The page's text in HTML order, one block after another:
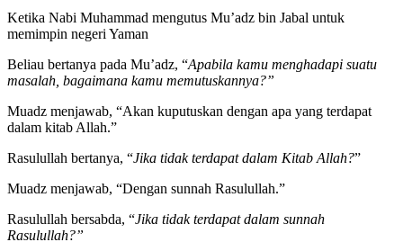
Ketika Nabi Muhammad mengutus Mu’adz bin Jabal untuk
memimpin negeri Yaman
Beliau bertanya pada Mu’adz, “Apabila kamu menghadapi suatu
masalah, bagaimana kamu memutuskannya?”
Muadz menjawab, “Akan kuputuskan dengan apa yang terdapat
dalam kitab Allah.”
Rasulullah bertanya, “Jika tidak terdapat dalam Kitab Allah?”
Muadz menjawab, “Dengan sunnah Rasulullah.”
Rasulullah bersabda, “Jika tidak terdapat dalam sunnah
Rasulullah?”